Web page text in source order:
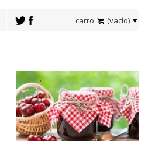
carro (vacío)